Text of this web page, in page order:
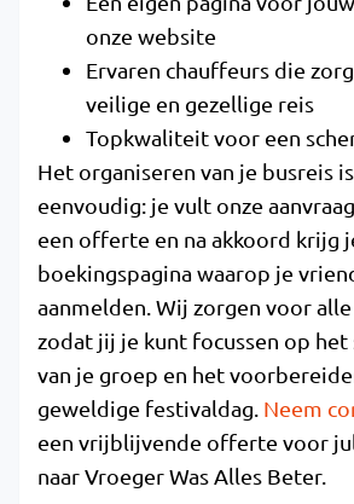
onze website
Ervaren chauffeurs die
veilige en gezellige reis
Topkwaliteit voor een
Het organiseren van je busreis
eenvoudig: je vult onze
een offerte en na akkoord krijg
boekingspagina waarop je
aanmelden. Wij zorgen voor
zodat jij je kunt focussen op het
van je groep en het
geweldige festivaldag. Neem
een vrijblijvende offerte voor
naar Vroeger Was Alles Beter.